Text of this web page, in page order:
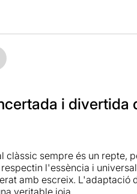
i divertida
clàssic sempre és un repte,
l'essència i
amb escreix. L'adaptació
veritable joia.